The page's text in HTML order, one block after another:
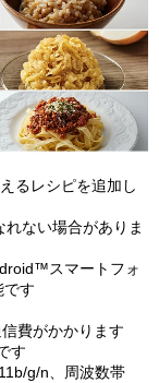
るレシピを追加し
ない場合がありま
スマートフォ
です
費がかかります
す
g/n、周波数帯